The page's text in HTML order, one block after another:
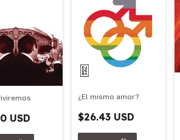
USD
¿El mismo amor?
$26.43 USD